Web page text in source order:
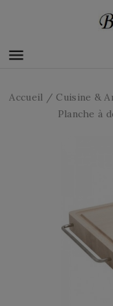

Accueil Cuisine &
Planche à